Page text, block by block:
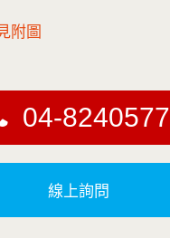
附圖
04-8240577
線上詢問